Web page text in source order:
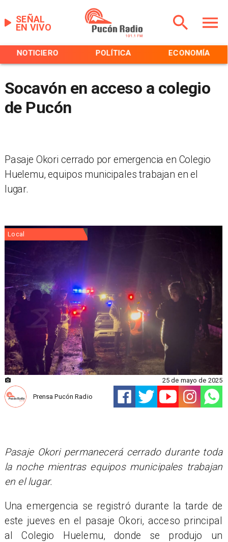
EN VIVO
SEÑAL
NOTICIERO POLÍTICA ECONOMÍA
Socavón en acceso a colegio
de Pucón
Pasaje Okori cerrado por emergencia en Colegio
Huelemu, equipos municipales trabajan en el
lugar.
Local
Prensa Pucón Radio
25 de mayo de 2025
Pasaje Okori permanecerá cerrado durante toda
la noche mientras equipos municipales trabajan
en el lugar.
Una emergencia se registró durante la tarde de
este jueves en el pasaje Okori, acceso principal
al Colegio Huelemu, donde se produjo un